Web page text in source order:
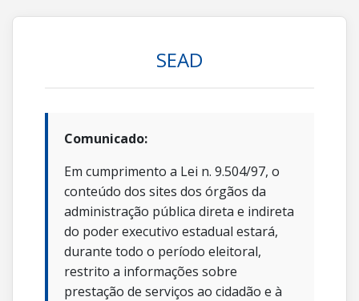
SEAD
Comunicado:
Em cumprimento a Lei n. 9.504/97, o
conteúdo dos sites dos órgãos da
administração pública direta e indireta
do poder executivo estadual estará,
durante todo o período eleitoral,
restrito a informações sobre
prestação de serviços ao cidadão e à